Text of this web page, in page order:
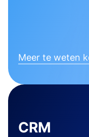
Meer te weten
CRM